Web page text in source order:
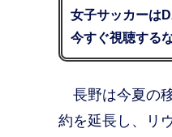
女子サッカーは
今すぐ視聴する
長野は今夏の
約を延長し、リ